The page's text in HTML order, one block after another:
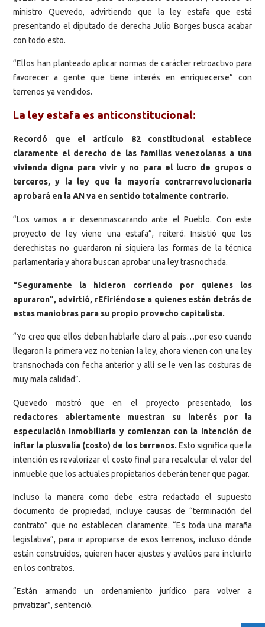
ministro Quevedo, advirtiendo que la ley estafa que está
presentando el diputado de derecha Julio Borges busca acabar
con todo esto.
“Ellos han planteado aplicar normas de carácter retroactivo para
favorecer a gente que tiene interés en enriquecerse” con
terrenos ya vendidos.
La ley estafa es anticonstitucional:
Recordó que el artículo 82 constitucional establece
claramente el derecho de las familias venezolanas a una
vivienda digna para vivir y no para el lucro de grupos o
terceros, y la ley que la mayoría contrarrevolucionaria
aprobará en la AN va en sentido totalmente contrario.
“Los vamos a ir desenmascarando ante el Pueblo. Con este
proyecto de ley viene una estafa”, reiteró. Insistió que los
derechistas no guardaron ni siquiera las formas de la técnica
parlamentaria y ahora buscan aprobar una ley trasnochada.
“Seguramente la hicieron corriendo por quienes los
apuraron”, advirtió, rEfiriéndose a quienes están detrás de
estas maniobras para su propio provecho capitalista.
“Yo creo que ellos deben hablarle claro al país…por eso cuando
llegaron la primera vez no tenían la ley, ahora vienen con una ley
transnochada con fecha anterior y allí se le ven las costuras de
muy mala calidad”.
Quevedo mostró que en el proyecto presentado, los
redactores abiertamente muestran su interés por la
especulación inmobiliaria y comienzan con la intención de
inflar la plusvalía (costo) de los terrenos. Esto significa que la
intención es revalorizar el costo final para recalcular el valor del
inmueble que los actuales propietarios deberán tener que pagar.
Incluso la manera como debe estra redactado el supuesto
documento de propiedad, incluye causas de “terminación del
contrato” que no establecen claramente. “Es toda una maraña
legislativa”, para ir apropiarse de esos terrenos, incluso dónde
están construidos, quieren hacer ajustes y avalúos para incluirlo
en los contratos.
“Están armando un ordenamiento jurídico para volver a
privatizar”, sentenció.